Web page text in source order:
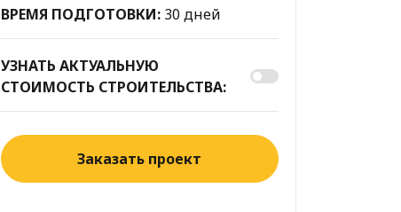
ВРЕМЯ ПОДГОТОВКИ: 30 дней
УЗНАТЬ АКТУАЛЬНУЮ
СТОИМОСТЬ СТРОИТЕЛЬСТВА:
Заказать проект